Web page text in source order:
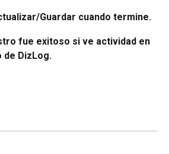
Guardar cuando termine.
fue exitoso si ve actividad en
de DizLog.